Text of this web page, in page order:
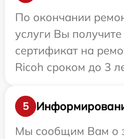
По окончании
услуги Вы
сертификат на
Ricoh сроком до 3
5
Мы сообщим Вам о